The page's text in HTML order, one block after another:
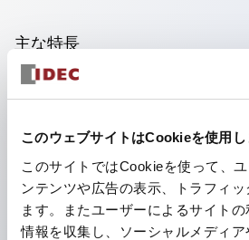
このウェブサイトはCookieを使用し
このサイトではCookieを使って、
ンテンツや広告の表示、トラフィ
ます。またユーザーによるサイト
情報を収集し、ソーシャルメディ
主な特長
照光ユニットの低電圧タイプ(6
フィンガープロテクション構造、
保護構造IP20に対応したHW-U形
を搭載。
高電圧タイプのLED球が搭載可能